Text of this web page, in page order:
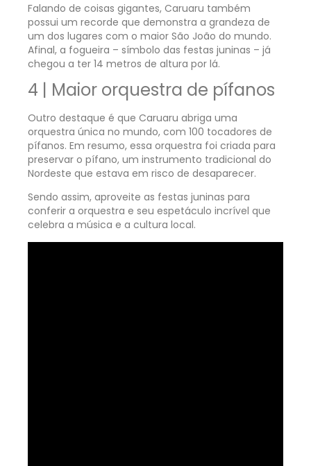
Falando de coisas gigantes, Caruaru também
possui um recorde que demonstra a grandeza de
um dos lugares com o maior São João do mundo.
Afinal, a fogueira – símbolo das festas juninas – já
chegou a ter 14 metros de altura por lá.
4 | Maior orquestra de pífanos
Outro destaque é que Caruaru abriga uma
orquestra única no mundo, com 100 tocadores de
pífanos. Em resumo, essa orquestra foi criada para
preservar o pífano, um instrumento tradicional do
Nordeste que estava em risco de desaparecer.
Sendo assim, aproveite as festas juninas para
conferir a orquestra e seu espetáculo incrível que
celebra a música e a cultura local.